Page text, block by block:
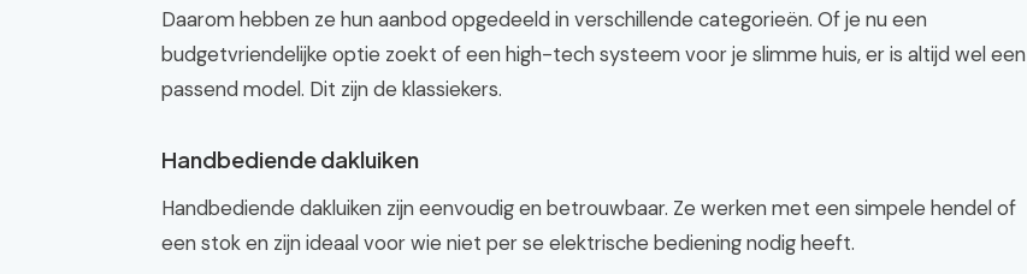
Daarom hebben ze hun aanbod opgedeeld in verschillende categorieën. Of je nu een
budgetvriendelijke optie zoekt of een high-tech systeem voor je slimme huis, er is altijd wel een
passend model. Dit zijn de klassiekers.
Handbediende dakluiken
Handbediende dakluiken zijn eenvoudig en betrouwbaar. Ze werken met een simpele hendel of
een stok en zijn ideaal voor wie niet per se elektrische bediening nodig heeft.